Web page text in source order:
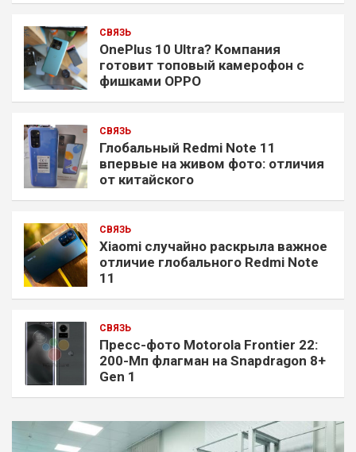
СВЯЗЬ
OnePlus 10 Ultra? Компания
готовит топовый камерофон с
фишками OPPO
СВЯЗЬ
Глобальный Redmi Note 11
впервые на живом фото: отличия
от китайского
СВЯЗЬ
Xiaomi случайно раскрыла важное
отличие глобального Redmi Note
11
СВЯЗЬ
Пресс-фото Motorola Frontier 22:
200-Мп флагман на Snapdragon 8+
Gen 1